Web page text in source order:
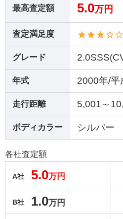
最高査定額 5.0万円
査定満足度
グレード
年式 2000年/平
走行距離 5,001～
ボディカラー シルバー
各社査定額
A社 5.0万円
B社 1.0万円